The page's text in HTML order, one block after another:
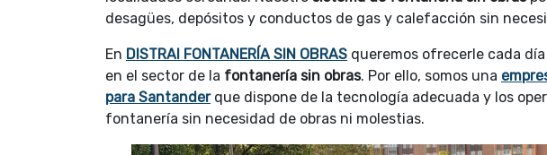
desagües, depósitos y conductos de gas y calefacción sin
En DISTRAI FONTANERÍA SIN OBRAS queremos ofrecerle cada
en el sector de la fontanería sin obras. Por ello, somos una
para Santanderque dispone de la tecnología adecuada y los
fontanería sin necesidad de obras ni molestias.